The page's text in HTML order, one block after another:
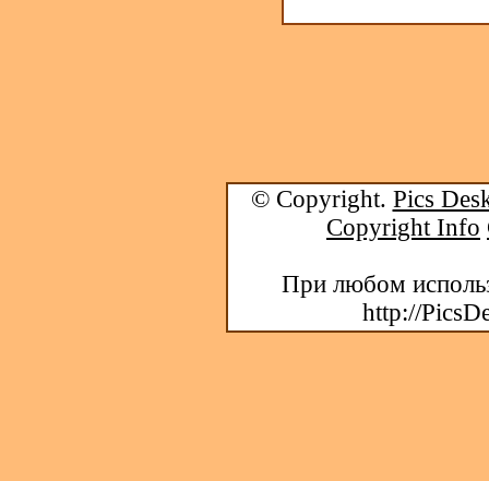
© Copyright. Pics
Copyright Info
При любом
http://